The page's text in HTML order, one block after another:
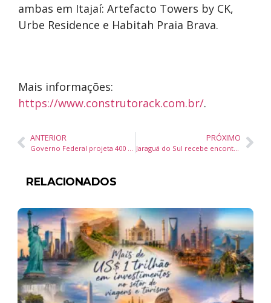
ambas em Itajaí: Artefacto Towers by CK,
Urbe Residence e Habitah Praia Brava.
Mais informações:
https://www.construtorack.com.br/.
ANTERIOR PRÓXIMO
Jaraguá do Sul recebe encontro de iluminação cênica com programação gratuita ao público
RELACIONADOS